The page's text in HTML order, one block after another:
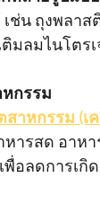
เช่น ถุงพล
มลมไนโตร
หกรรม
าหกรรม (เ
ารสด อาห
อลดการเกิ